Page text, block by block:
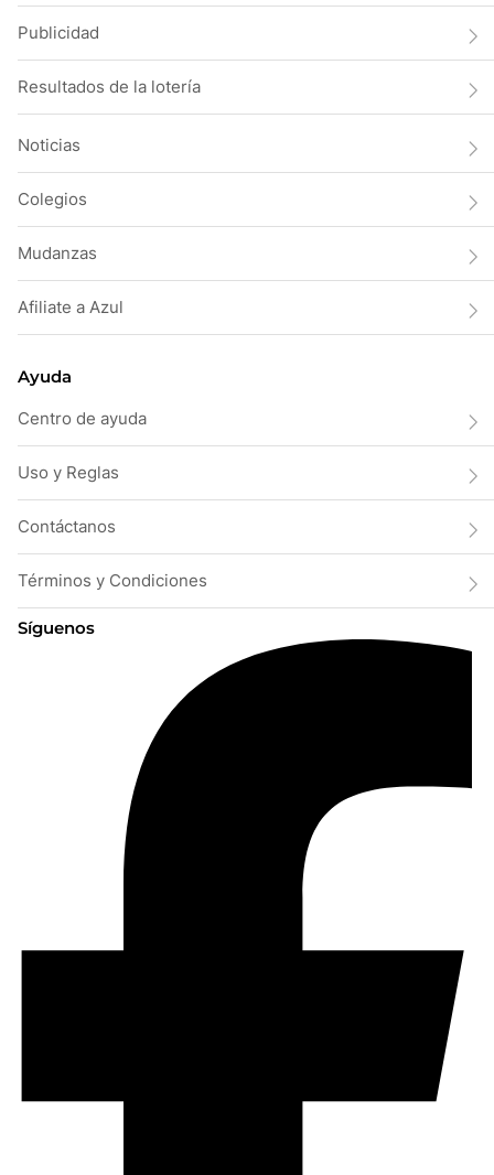
Publicidad
Resultados de la lotería
Noticias
Colegios
Mudanzas
Afiliate a Azul
Ayuda
Centro de ayuda
Uso y Reglas
Contáctanos
Términos y Condiciones
Síguenos